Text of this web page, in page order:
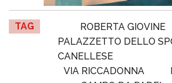
TAG
ROBERTA GIOVINE
PALAZZETTO DELLO
CANELLESE
VIA RICCADONNA